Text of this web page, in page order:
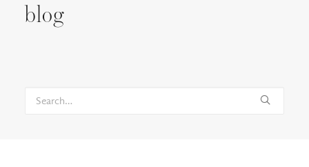
PORTFOLIO
PREMADES
NEWS
blog